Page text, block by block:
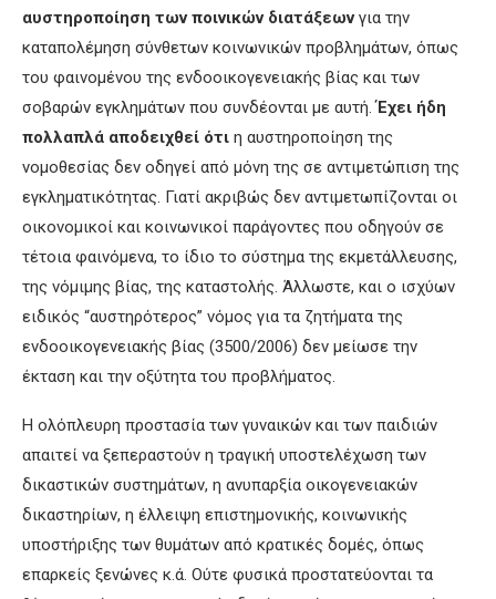
αυστηροποίηση των ποινικών διατάξεωνγια την
καταπολέμηση σύνθετων κοινωνικών προβλημάτων, όπως
του φαινομένου της ενδοοικογενειακής βίας και των
σοβαρών εγκλημάτων που συνδέονται με αυτή.Έχει ήδη
πολλαπλά αποδειχθεί ότι η αυστηροποίηση της
νομοθεσίας δεν οδηγεί από μόνη της σε αντιμετώπιση της
εγκληματικότητας. Γιατί ακριβώς δεν αντιμετωπίζονται οι
οικονομικοί και κοινωνικοί παράγοντες που οδηγούν σε
τέτοια φαινόμενα, το ίδιο το σύστημα της εκμετάλλευσης,
της νόμιμης βίας, της καταστολής. Άλλωστε, και ο ισχύων
ειδικός “αυστηρότερος” νόμος για τα ζητήματα της
ενδοοικογενειακής βίας (3500/2006) δεν μείωσε την
έκταση και την οξύτητα του προβλήματος.
Η ολόπλευρη προστασία των γυναικών και των παιδιών
απαιτεί να ξεπεραστούν η τραγική υποστελέχωση των
δικαστικών συστημάτων, η ανυπαρξία οικογενειακών
δικαστηρίων, η έλλειψη επιστημονικής, κοινωνικής
υποστήριξης των θυμάτων από κρατικές δομές, όπως
επαρκείς ξενώνες κ.ά. Ούτε φυσικά προστατεύονται τα